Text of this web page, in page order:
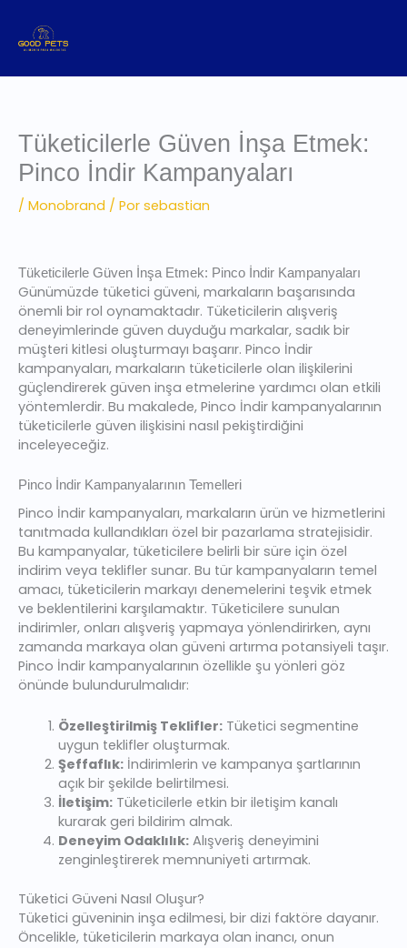
contenido
Tüketicilerle Güven İnşa Etmek:
Pinco İndir Kampanyaları
/ Monobrand / Por sebastian
Tüketicilerle Güven İnşa Etmek: Pinco İndir Kampanyaları
Günümüzde tüketici güveni, markaların başarısında
önemli bir rol oynamaktadır. Tüketicilerin alışveriş
deneyimlerinde güven duyduğu markalar, sadık bir
müşteri kitlesi oluşturmayı başarır. Pinco İndir
kampanyaları, markaların tüketicilerle olan ilişkilerini
güçlendirerek güven inşa etmelerine yardımcı olan etkili
yöntemlerdir. Bu makalede, Pinco İndir kampanyalarının
tüketicilerle güven ilişkisini nasıl pekiştirdiğini
inceleyeceğiz.
Pinco İndir Kampanyalarının Temelleri
Pinco İndir kampanyaları, markaların ürün ve hizmetlerini
tanıtmada kullandıkları özel bir pazarlama stratejisidir.
Bu kampanyalar, tüketicilere belirli bir süre için özel
indirim veya teklifler sunar. Bu tür kampanyaların temel
amacı, tüketicilerin markayı denemelerini teşvik etmek
ve beklentilerini karşılamaktır. Tüketicilere sunulan
indirimler, onları alışveriş yapmaya yönlendirirken, aynı
zamanda markaya olan güveni artırma potansiyeli taşır.
Pinco İndir kampanyalarının özellikle şu yönleri göz
önünde bulundurulmalıdır:
Özelleştirilmiş Teklifler:Tüketici segmentine
uygun teklifler oluşturmak.
Şeffaflık:İndirimlerin ve kampanya şartlarının
açık bir şekilde belirtilmesi.
İletişim:Tüketicilerle etkin bir iletişim kanalı
kurarak geri bildirim almak.
Deneyim Odaklılık:Alışveriş deneyimini
zenginleştirerek memnuniyeti artırmak.
Tüketici Güveni Nasıl Oluşur?
Tüketici güveninin inşa edilmesi, bir dizi faktöre dayanır.
Öncelikle, tüketicilerin markaya olan inancı, onun